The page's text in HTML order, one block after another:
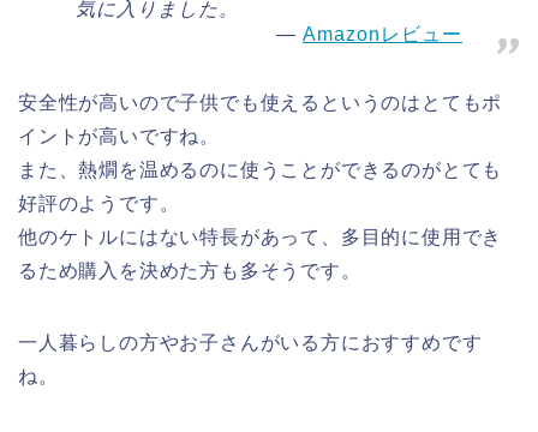
気に入りました。
Amazonレビュー
安全性が高いので子供でも使えるというのはとてもポ
イントが高いですね。
また、熱燗を温めるのに使うことができるのがとても
好評のようです。
他のケトルにはない特長があって、多目的に使用でき
るため購入を決めた方も多そうです。
一人暮らしの方やお子さんがいる方におすすめです
ね。